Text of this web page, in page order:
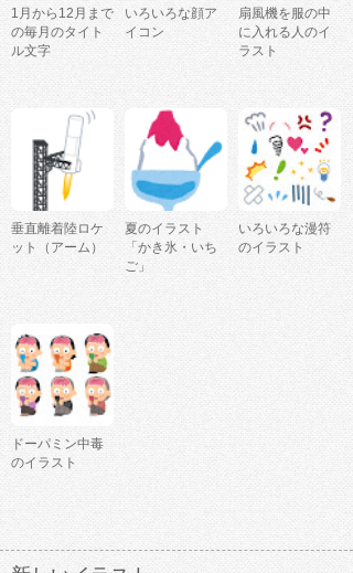
1月から12月まで
の毎月のタイト
ル文字
いろいろな顔ア
イコン
扇風機を服の中
に入れる人のイ
ラスト
垂直離着陸ロケ
ット（アーム）
夏のイラスト
「かき氷・いち
ご」
いろいろな漫符
のイラスト
ドーパミン中毒
のイラスト